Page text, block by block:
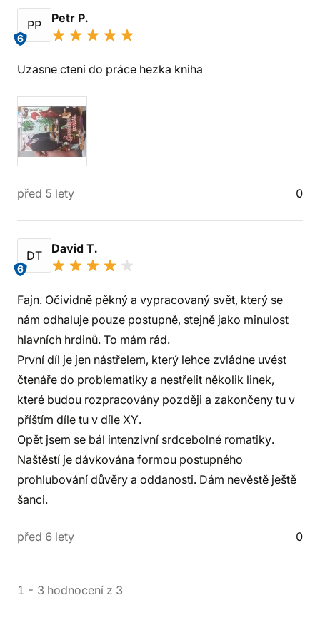
PP
6
Petr P.
Uzasne cteni do práce hezka kniha
před 5 lety 0
DT
6
David T.
Fajn. Očividně pěkný a vypracovaný svět, který se
nám odhaluje pouze postupně, stejně jako minulost
hlavních hrdinů. To mám rád.
První díl je jen nástřelem, který lehce zvládne uvést
čtenáře do problematiky a nestřelit několik linek,
které budou rozpracovány později a zakončeny tu v
příštím díle tu v díle XY.
Opět jsem se bál intenzivní srdcebolné romatiky.
Naštěstí je dávkována formou postupného
prohlubování důvěry a oddanosti. Dám nevěstě ještě
šanci.
před 6 lety 0
1 - 3 hodnocení z 3